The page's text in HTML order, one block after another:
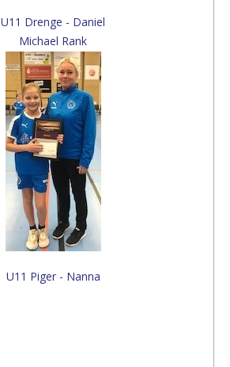
U11 Drenge - Daniel
Michael Rank
U11 Piger - Nanna